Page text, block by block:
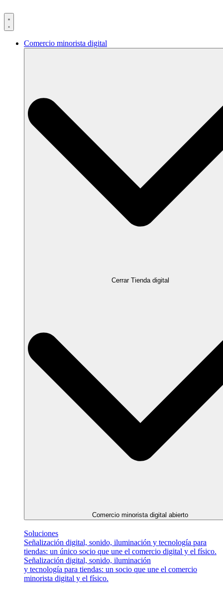
al
contenido
Comercio minorista digital
Cerrar Tienda digital
Comercio minorista digital abierto
Soluciones
Señalización digital, sonido, iluminación y tecnología para
tiendas: un único socio que une el comercio digital y el físico.
Señalización digital, sonido, iluminación
y tecnología para tiendas: un socio que une el comercio
minorista digital y el físico.